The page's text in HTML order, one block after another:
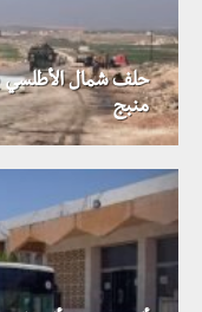
حلف شمال الأطلسي
منبج